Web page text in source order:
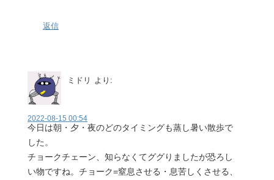
返信
ミドリ より:
2022-08-15 00:54
今日は朝・夕・夜のどのタイミングも蒸し暑い散歩で
した。
チョークチェーン、知らなくてググりましたが恐ろし
い物ですね。チョーク=窒息させる・息苦しくさせる、